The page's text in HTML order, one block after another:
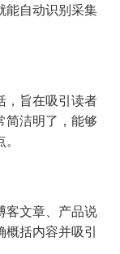
能自动识别采集
，旨在吸引读者
简洁明了，能够
客文章、产品说
括内容并吸引